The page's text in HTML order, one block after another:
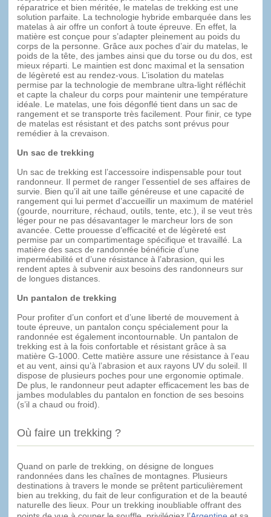
réparatrice et bien méritée, le matelas de trekking est une
solution parfaite. La technologie hybride embarquée dans les
matelas à air offre un confort à toute épreuve. En effet, la
matière est conçue pour s’adapter pleinement au poids du
corps de la personne. Grâce aux poches d’air du matelas, le
poids de la tête, des jambes ainsi que du torse ou du dos, est
mieux réparti. Le maintien est donc maximal et la sensation
de légèreté est au rendez-vous. L’isolation du matelas
permise par la technologie de membrane ultra-light réfléchit
et capte la chaleur du corps pour maintenir une température
idéale. Le matelas, une fois dégonflé tient dans un sac de
rangement et se transporte très facilement. Pour finir, ce type
de matelas est résistant et des patchs sont prévus pour
remédier à la crevaison.
Un sac de trekking
Un sac de trekking est l’accessoire indispensable pour tout
randonneur. Il permet de ranger l’essentiel de ses affaires de
survie. Bien qu’il ait une taille généreuse et une capacité de
rangement qui lui permet d’accueillir un maximum de matériel
(gourde, nourriture, réchaud, outils, tente, etc.), il se veut très
léger pour ne pas désavantager le marcheur lors de son
avancée. Cette prouesse d’efficacité et de légèreté est
permise par un compartimentage spécifique et travaillé. La
matière des sacs de randonnée bénéficie d’une
imperméabilité et d’une résistance à l’abrasion, qui les
rendent aptes à subvenir aux besoins des randonneurs sur
de longues distances.
Un pantalon de trekking
Pour profiter d’un confort et d’une liberté de mouvement à
toute épreuve, un pantalon conçu spécialement pour la
randonnée est également incontournable. Un pantalon de
trekking est à la fois confortable et résistant grâce à sa
matière G-1000. Cette matière assure une résistance à l’eau
et au vent, ainsi qu’à l’abrasion et aux rayons UV du soleil. Il
dispose de plusieurs poches pour une ergonomie optimale.
De plus, le randonneur peut adapter efficacement les bas de
jambes modulables du pantalon en fonction de ses besoins
(s’il a chaud ou froid).
Où faire un trekking ?
Quand on parle de trekking, on désigne de longues
randonnées dans les chaînes de montagnes. Plusieurs
destinations à travers le monde se prêtent particulièrement
bien au trekking, du fait de leur configuration et de la beauté
naturelle des lieux. Pour un trekking inoubliable offrant des